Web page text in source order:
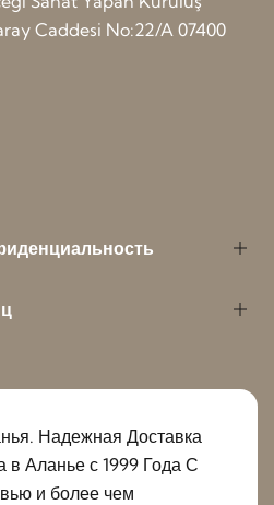
Caddesi No:22/A 07400
Надежная Доставка
в Аланье с 1999 Года С
и более чем